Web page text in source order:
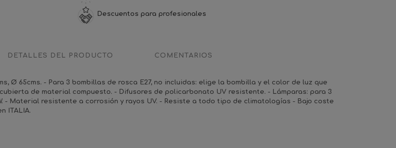
Descuentos para profesionales
DETALLES DEL PRODUCTO COMENTARIOS
Ø 65cms. - Para 3 bombillas de rosca E27, no incluidas: elige la bombilla y el color de luz que
de material compuesto. - Difusores de policarbonato UV resistente. - Lámparas: para 3
- Material resistente a corrosión y rayos UV. - Resiste a todo tipo de climatologías - Bajo coste
ITALIA.